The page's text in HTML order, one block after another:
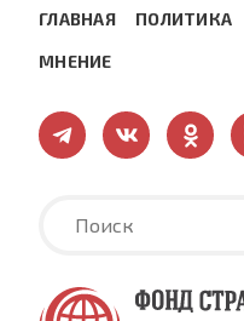
ГЛАВНАЯ ПОЛИТИКА
МНЕНИЕ